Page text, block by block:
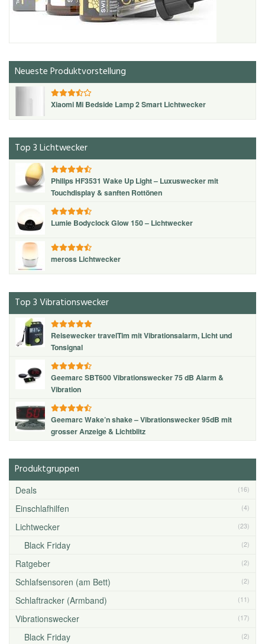
Neueste Produktvorstellung
Xiaomi Mi Bedside Lamp 2 Smart Lichtwecker
Top 3 Lichtwecker
Philips HF3531 Wake Up Light – Luxuswecker mit
Touchdisplay & sanften Rottönen
Lumie Bodyclock Glow 150 – Lichtwecker
meross Lichtwecker
Top 3 Vibrationswecker
Reisewecker travelTim mit Vibrationsalarm, Licht und
Tonsignal
Geemarc SBT600 Vibrationswecker 75 dB Alarm &
Vibration
Geemarc Wake’n shake – Vibrationswecker 95dB mit
grosser Anzeige & Lichtblitz
Produktgruppen
Deals (16)
Einschlafhilfen (4)
Lichtwecker (23)
Black Friday (2)
Ratgeber (2)
Schlafsensoren (am Bett) (2)
Schlaftracker (Armband) (11)
Vibrationswecker (17)
Black Friday (2)